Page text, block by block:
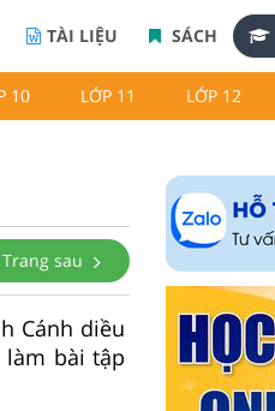
TÀI LIỆU SÁCH
10 LỚP 11 LỚP 12
Trang sau
Cánh diều
bài tập